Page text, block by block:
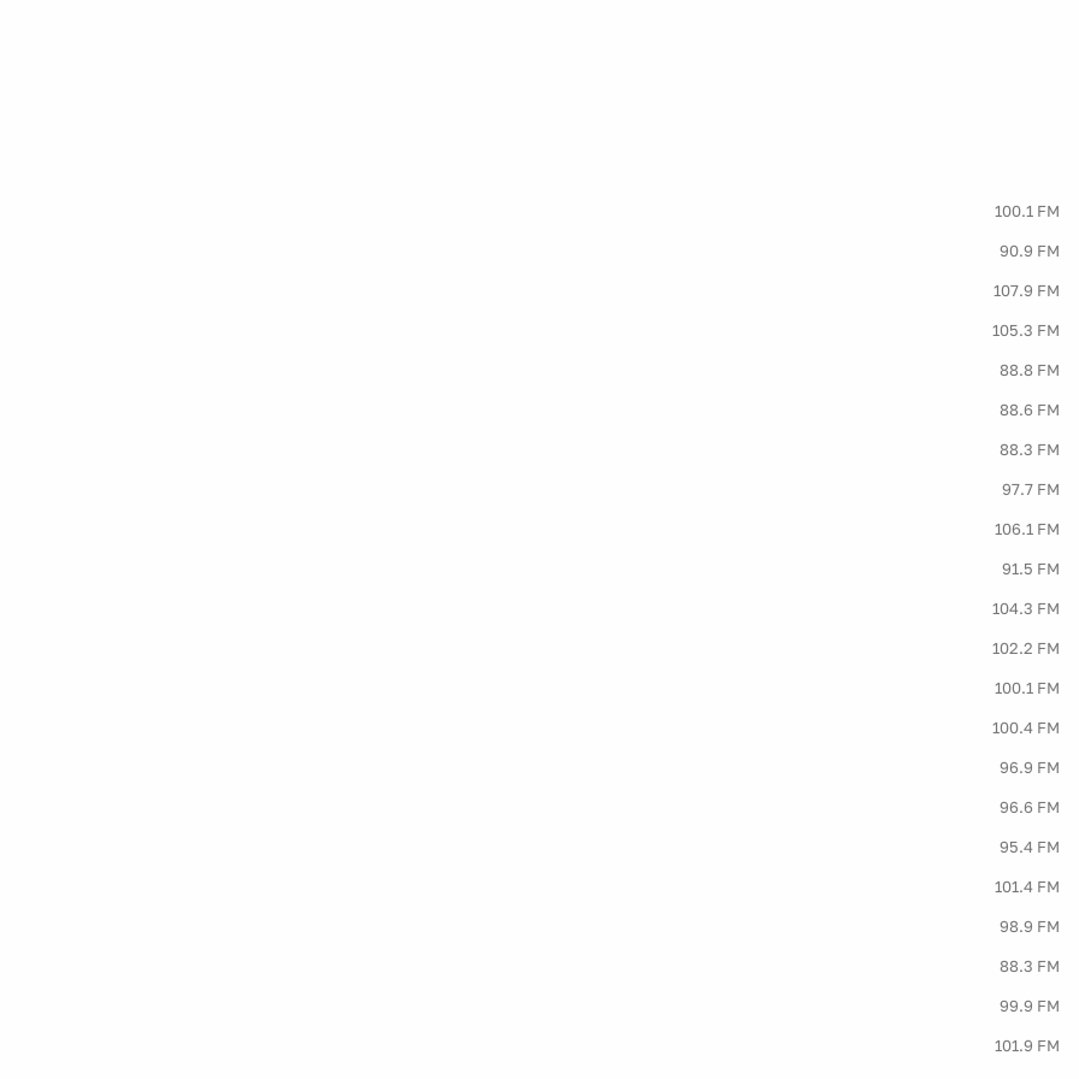
100.1 FM
90.9 FM
107.9 FM
105.3 FM
88.8 FM
88.6 FM
88.3 FM
97.7 FM
106.1 FM
91.5 FM
104.3 FM
102.2 FM
100.1 FM
100.4 FM
96.9 FM
96.6 FM
95.4 FM
101.4 FM
98.9 FM
88.3 FM
99.9 FM
101.9 FM